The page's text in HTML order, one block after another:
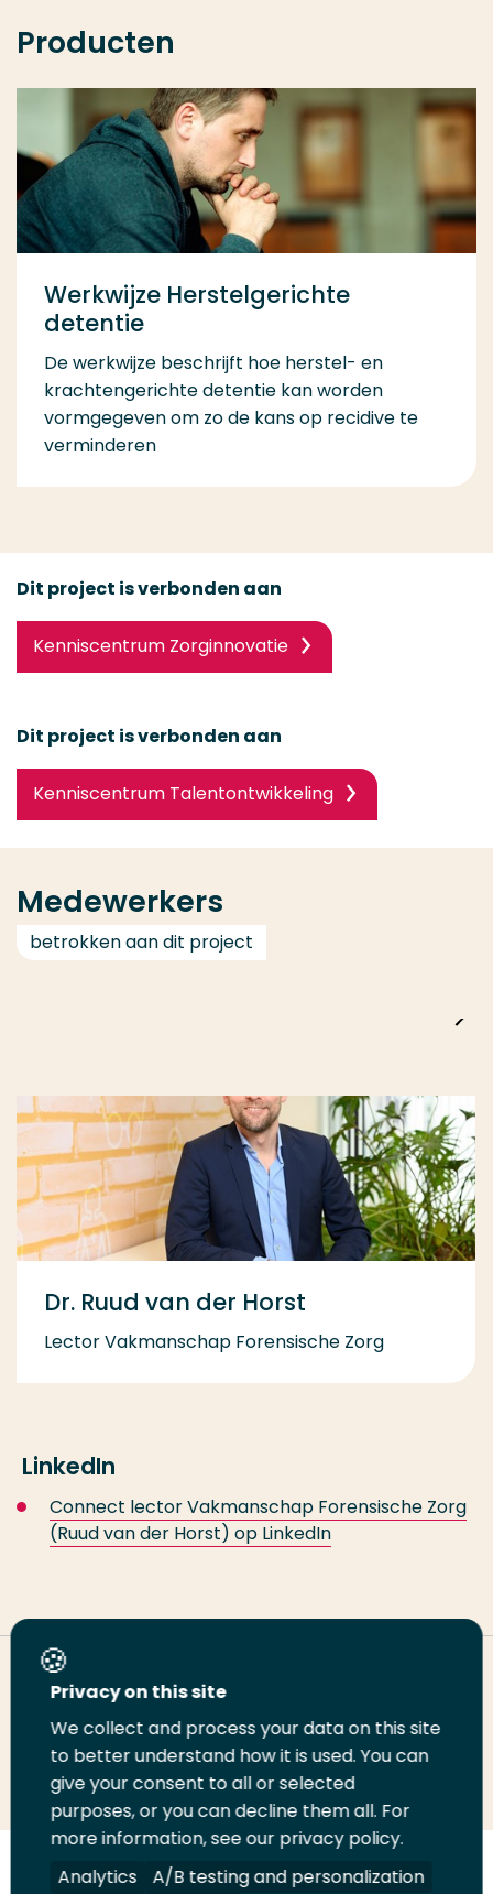
Producten
Werkwijze Herstelgerichte
detentie
De werkwijze beschrijft hoe herstel- en
krachtengerichte detentie kan worden
vormgegeven om zo de kans op recidive te
verminderen
Dit project is verbonden aan
Kenniscentrum Zorginnovatie
Dit project is verbonden aan
Kenniscentrum Talentontwikkeling
Medewerkers
betrokken aan dit project
Dr. Ruud van der Horst
Lector Vakmanschap Forensische Zorg
LinkedIn
Connect lector Vakmanschap Forensische Zorg
(Ruud van der Horst) op LinkedIn
Deel deze pagina
Deel
LinkedIn
Deel
op
Twitter
Deel
op
Facebook
Email
deze
pagina
Print
deze
pagina
VolgVolgVolgVolg
Privacy on this site
We collect and process your data on this site
to better understand how it is used. You can
give your consent to all or selected
purposes, or you can decline them all. For
more information, see our privacy policy.
Analytics
A/B testing and personalization